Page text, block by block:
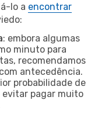
lo a encontrar
: embora algumas
minuto para
recomendamos
antecedência.
probabilidade de
evitar pagar muito